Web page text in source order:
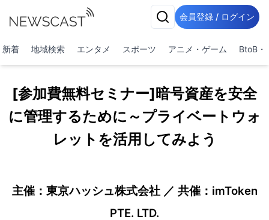
会員登録 / ログイン
新着 地域検索 エンタメ スポーツ アニメ・ゲーム BtoB・
[参加費無料セミナー]暗号資産を安全
に管理するために～プライベートウォ
レットを活用してみよう
主催：東京ハッシュ株式会社 ／ 共催：imToken
PTE. LTD.